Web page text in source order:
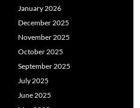
January 2026
December 2025
November 2025
October 2025
September 2025
July 2025
June 2025